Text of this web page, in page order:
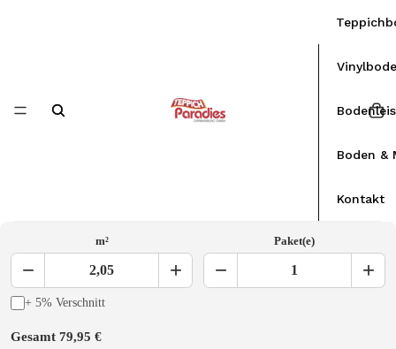
Boden &
Kontakt
m²
− 2,05 +
+ 5% Verschnitt
Paket(e)
− 1 +
Gesamt 79,95 €